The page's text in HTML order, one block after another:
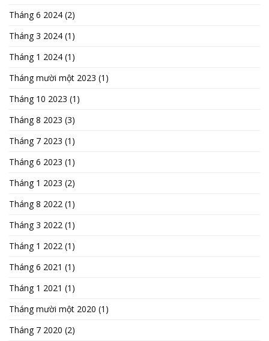
Tháng 6 2024 (2)
Tháng 3 2024 (1)
Tháng 1 2024 (1)
Tháng mười một 2023 (1)
Tháng 10 2023 (1)
Tháng 8 2023 (3)
Tháng 7 2023 (1)
Tháng 6 2023 (1)
Tháng 1 2023 (2)
Tháng 8 2022 (1)
Tháng 3 2022 (1)
Tháng 1 2022 (1)
Tháng 6 2021 (1)
Tháng 1 2021 (1)
Tháng mười một 2020 (1)
Tháng 7 2020 (2)